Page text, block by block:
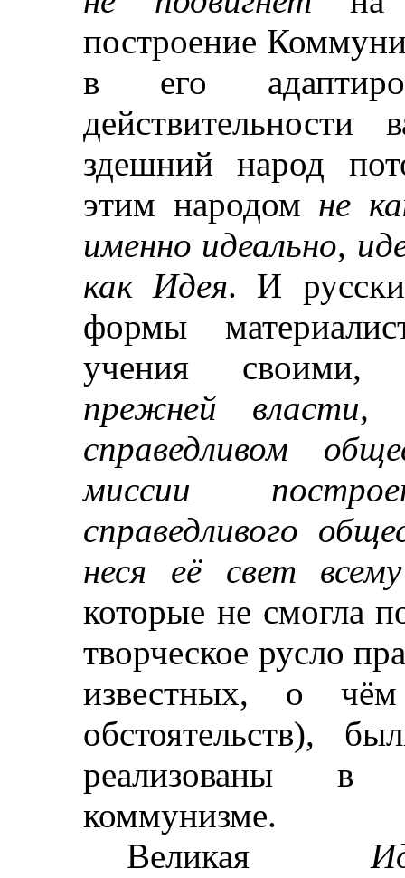
построение
в его
действительности
здешний народ
этим народом не
именно идеально,
как Идея. И
формы
учения
прежней власти,
справедливом
миссии
справедливого
неся её свет
которые не смогла
творческое русло
известных, о
обстоятельств),
реализованы в
коммунизме.
Великая